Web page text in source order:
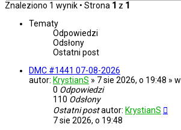
Znaleziono 1 wynik • Strona 1 z 1
Tematy
Odpowiedzi
Odsłony
Ostatni post
DMC #1441 07-08-2026
autor: KrystianS » 7 sie 2026, o 19:48 » w
0 Odpowiedzi
110 Odsłony
Ostatni postautor: KrystianS
7 sie 2026, o 19:48